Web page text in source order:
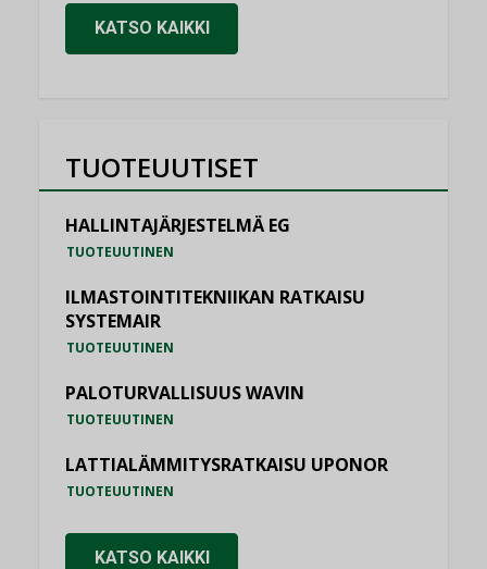
KATSO KAIKKI
TUOTEUUTISET
HALLINTAJÄRJESTELMÄ EG
TUOTEUUTINEN
ILMASTOINTITEKNIIKAN RATKAISU
SYSTEMAIR
TUOTEUUTINEN
PALOTURVALLISUUS WAVIN
TUOTEUUTINEN
LATTIALÄMMITYSRATKAISU UPONOR
TUOTEUUTINEN
KATSO KAIKKI